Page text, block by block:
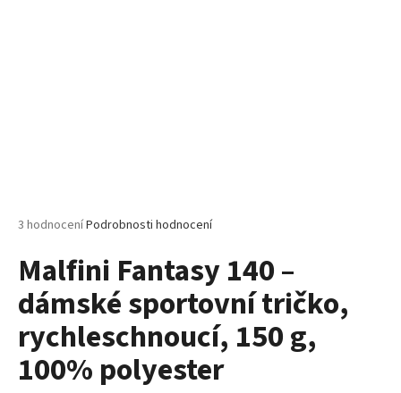
Průměrné
produktu
je
5,0
z
hvězdiček.
3 hodnoceníPodrobnosti hodnocení
Malfini Fantasy 140 –
dámské sportovní tričko,
rychleschnoucí, 150 g,
100% polyester
TRIČKO,
G,
VOLNÝ
STŘIH
106
Kč